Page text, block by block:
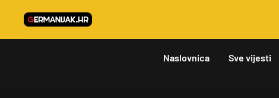
Naslovnica Sve vijesti